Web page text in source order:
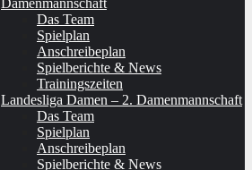
Damenmannschaft
Das Team
Spielplan
Anschreibeplan
Spielberichte & News
Trainingszeiten
Landesliga Damen – 2. Damenmannschaft
Das Team
Spielplan
Anschreibeplan
Spielberichte & News